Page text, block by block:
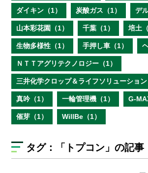
ダイキン（1） 炭酸ガス（1） デ
山本彩花園（1） 千葉（1） 培土（
生物多様性（1） 手押し車（1）
ＮＴＴアグリテクノロジー（1）
三井化学クロップ＆ライフソリューション
真吟（1） 一輪管理機（1） G-
催芽（1） WillBe（1）
タグ： 「トプコン」の記事